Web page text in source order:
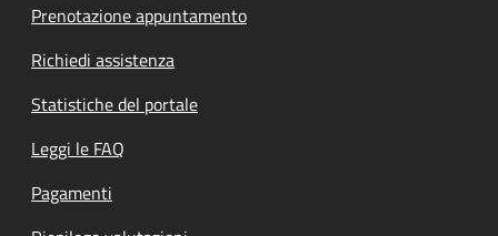
Prenotazione appuntamento
Richiedi assistenza
Statistiche del portale
Leggi le FAQ
Pagamenti